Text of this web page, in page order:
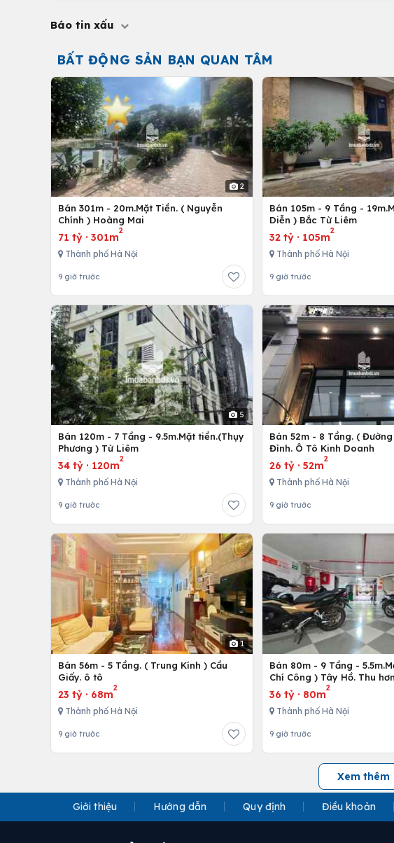
Báo tin xấu
BẤT ĐỘNG SẢN BẠN QUAN TÂM
2
Bán 301m - 20m.Mặt Tiền. ( Nguyễn
Chính ) Hoàng Mai
71 tỷ · 301m
2
Thành phố Hà Nội
9 giờ trước
Bán 105m - 9 Tầng -
Diễn ) Bắc Từ Liêm
32 tỷ · 105m
2
Thành phố Hà Nội
9 giờ trước
5
Bán 120m - 7 Tầng - 9.5m.Mặt tiền.(Thụy
Phương ) Từ Liêm
34 tỷ · 120m
2
Thành phố Hà Nội
9 giờ trước
Bán 52m - 8 Tầng. (
Đình. Ô Tô Kinh Doanh
26 tỷ ·52m
2
Thành phố Hà Nội
9 giờ trước
1
Bán 56m - 5 Tầng. ( Trung Kính ) Cầu
Giấy. ô tô
23 tỷ · 68m
2
Thành phố Hà Nội
9 giờ trước
Bán 80m - 9 Tầng -
Chí Công ) Tây Hồ. Thu
36 tỷ · 80m
2
Thành phố Hà Nội
9 giờ trước
Xem thêm
Giới thiệu Hướng dẫn Quy định Điều khoản